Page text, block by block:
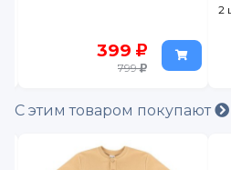
399
799
2
С этим товаром покупают